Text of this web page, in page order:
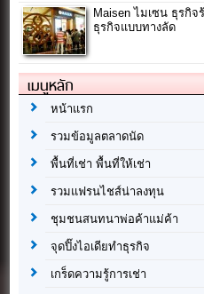
Maisen ไมเซน ธุรกิ
ธุรกิจแบบทางลัด
เมนูหลัก
หน้าแรก
รวมข้อมูลตลาดนัด
พื้นที่เช่า พื้นที่ให้เช่า
รวมแฟรนไชส์น่าลงทุน
ชุมชนสนทนาพ่อค้าแม่ค้า
จุดปิ๊งไอเดียทำธุรกิจ
เกร็ดความรู้การเช่า